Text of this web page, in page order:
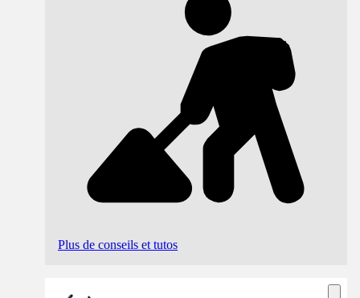
Plus de conseils et tutos